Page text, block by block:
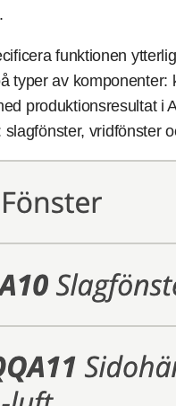
funktionen
typer av komponenter:
produktionsresultat i
vridfönster